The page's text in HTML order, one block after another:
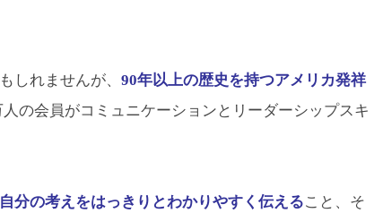
しれませんが、90年以上の歴史を持つアメリカ発祥
の会員がコミュニケーションとリーダーシップスキ
自分の考えをはっきりとわかりやすく伝えること、そ